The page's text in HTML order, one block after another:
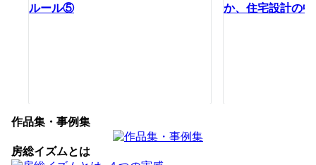
ルール⑤
か、住宅設計の
作品集・事例集
房総イズムとは